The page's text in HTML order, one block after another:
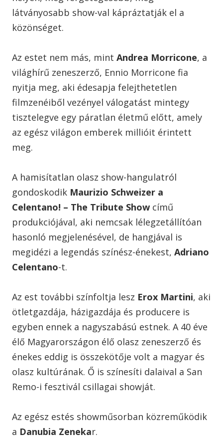
látványosabb show-val kápráztatják el a
közönséget.
Az estet nem más, mint Andrea Morricone, a
világhírű zeneszerző, Ennio Morricone fia
nyitja meg, aki édesapja felejthetetlen
filmzenéiből vezényel válogatást mintegy
tisztelegve egy páratlan életmű előtt, amely
az egész világon emberek millióit érintett
meg.
A hamisítatlan olasz show-hangulatról
gondoskodik Maurizio Schweizer a
Celentano! – The Tribute Show című
produkciójával, aki nemcsak lélegzetállítóan
hasonló megjelenésével, de hangjával is
megidézi a legendás színész-énekest, Adriano
Celentano-t.
Az est további színfoltja lesz Erox Martini, aki
ötletgazdája, házigazdája és producere is
egyben ennek a nagyszabású estnek. A 40 éve
élő Magyarországon élő olasz zeneszerző és
énekes eddig is összekötője volt a magyar és
olasz kultúrának. Ő is színesíti dalaival a San
Remo-i fesztivál csillagai showját.
Az egész estés showműsorban közreműködik
a Danubia Zenekar.